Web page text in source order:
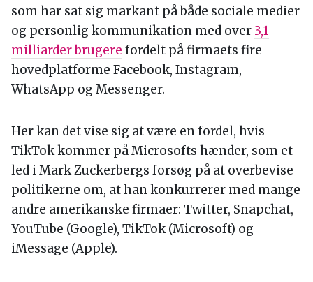
som har sat sig markant på både sociale medier
og personlig kommunikation med over 3,1
milliarder brugere fordelt på firmaets fire
hovedplatforme Facebook, Instagram,
WhatsApp og Messenger.
Her kan det vise sig at være en fordel, hvis
TikTok kommer på Microsofts hænder, som et
led i Mark Zuckerbergs forsøg på at overbevise
politikerne om, at han konkurrerer med mange
andre amerikanske firmaer: Twitter, Snapchat,
YouTube (Google), TikTok (Microsoft) og
iMessage (Apple).